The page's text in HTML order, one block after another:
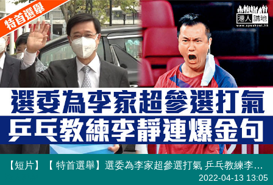
【短片】【 特首選舉】選委為李家超參選打氣 乒乓教練李靜連爆金句
2022-04-13 13:05